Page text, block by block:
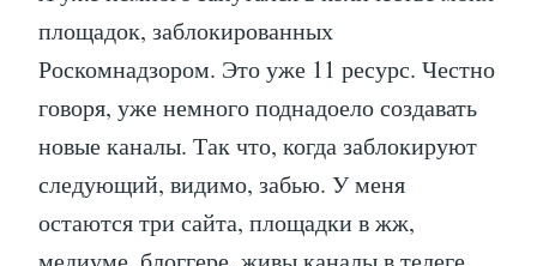
площадок, заблокированных
Роскомнадзором. Это уже 11 ресурс. Честно
говоря, уже немного поднадоело создавать
новые каналы. Так что, когда заблокируют
следующий, видимо, забью. У меня
остаются три сайта, площадки в жж,